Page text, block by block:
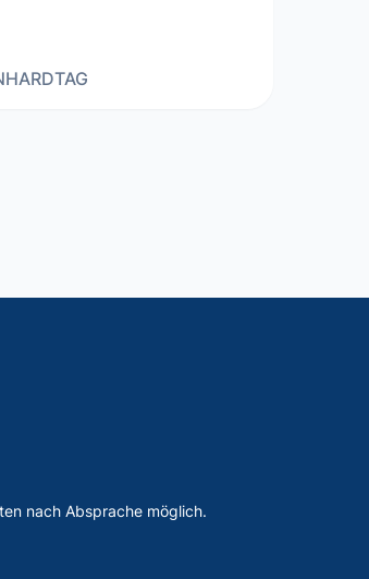
nach Absprache möglich.